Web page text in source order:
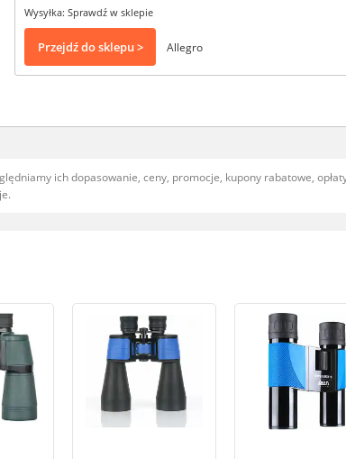
Wysyłka: Sprawdź w sklepie
Przejdź do sklepu > Allegro
ich dopasowanie, ceny, promocje, kupony rabatowe,